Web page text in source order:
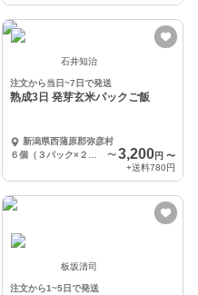
石井知治
注文から当日~7日で発送
熟成3日 発芽玄米パックご飯
新潟県西蒲原郡弥彦村
〜3,200円 〜
+送料780円
板坂清司
注文から1~5日で発送